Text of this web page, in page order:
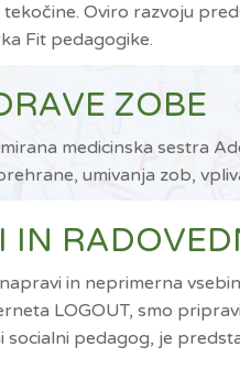
Oviro razvoju
Fit pedagogike.
ZOBE
medicinska sestra
umivanja zob,
in neprimerna
LOGOUT, smo
pedagog, je